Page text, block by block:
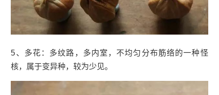
5、多花：多纹路，多内室，不均匀分布筋络的一种怪
核，属于变异种，较为少见。